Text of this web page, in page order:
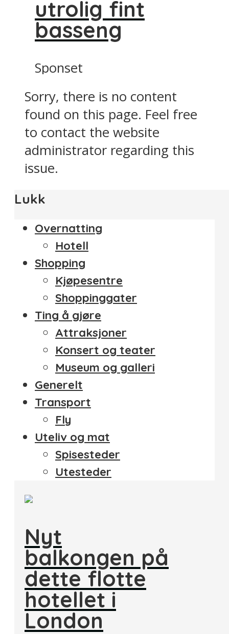
utrolig fint
basseng
Sponset
Sorry, there is no content
found on this page. Feel free
to contact the website
administrator regarding this
issue.
Lukk
Overnatting
Hotell
Shopping
Kjøpesentre
Shoppinggater
Ting å gjøre
Attraksjoner
Konsert og teater
Museum og galleri
Generelt
Transport
Fly
Uteliv og mat
Spisesteder
Utesteder
Nyt
balkongen på
dette flotte
hotellet i
London